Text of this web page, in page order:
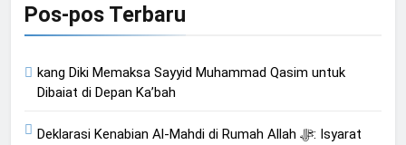
Pos-pos Terbaru
kang Diki Memaksa Sayyid Muhammad Qasim untuk
Dibaiat di Depan Ka’bah
Deklarasi Kenabian Al-Mahdi di Rumah Allah ﷻ: Isyarat